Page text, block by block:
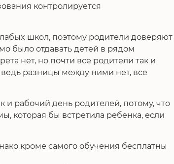
контролируется
школ, поэтому родители доверяют
было отдавать детей в рядом
нет, но почти все родители так и
разницы между ними нет, все
и рабочий день родителей, потому, что
которая бы встретила ребенка, если
кроме самого обучения бесплатны